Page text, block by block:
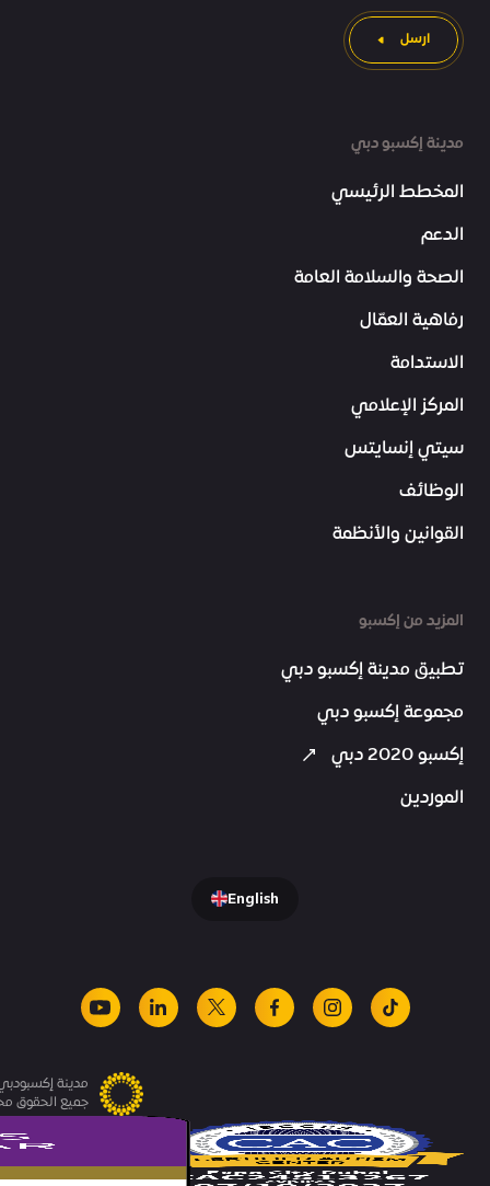
مدينة إكسبو دبي
المخطط الرئيسي
الدعم
الصحة والسلامة العامة
رفاهية العمّال
الاستدامة
المركز الإعلامي
سيتي إنسايتس
الوظائف
القوانين والأنظمة
المزيد من إكسبو
تطبيق مدينة إكسبو دبي
مجموعة إكسبو دبي
إكسبو 2020 دبي
الموردين
ارسل
English
tiktok
instagram
facebook
x
linkedin
youtube
مدينة
جميع الحقوق